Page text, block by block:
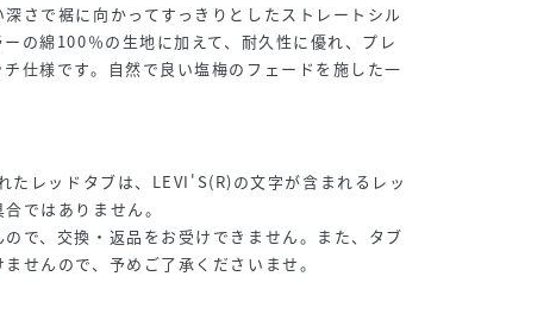
さで裾に向かってすっきりとしたストレートシル
の綿100％の生地に加えて、耐久性に優れ、プレ
仕様です。自然で良い塩梅のフェードを施した一
たレッドタブは、LEVI'S(R)の文字が含まれるレッ
ではありません。
で、交換・返品をお受けできません。また、タブ
せんので、予めご了承くださいませ。